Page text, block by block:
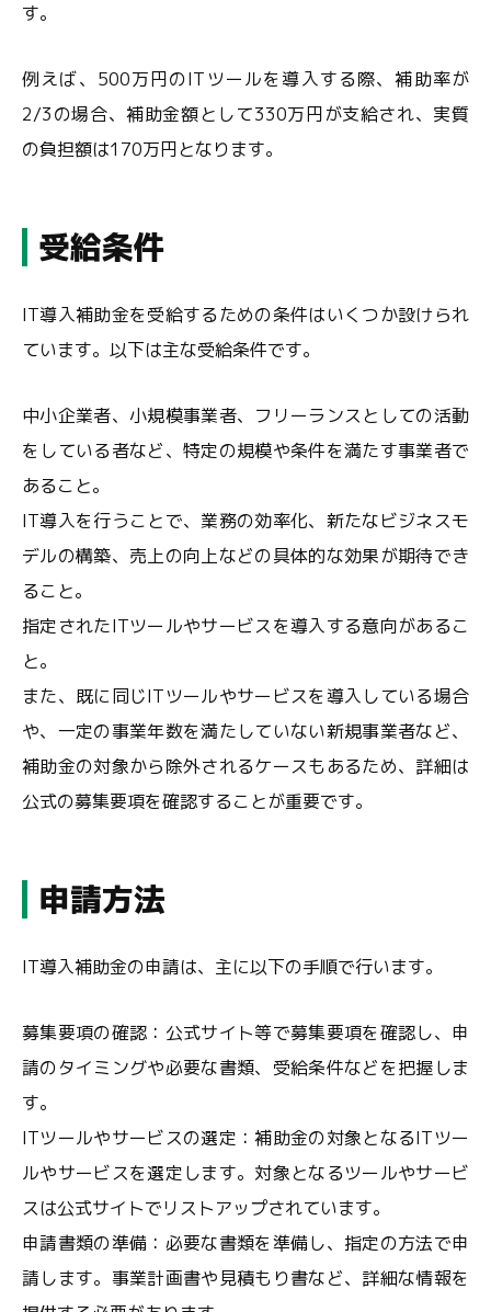
す。
例えば、500万円のITツールを導入する際、補助率が
2/3の場合、補助金額として330万円が支給され、実質
の負担額は170万円となります。
受給条件
IT導入補助金を受給するための条件はいくつか設けられ
ています。以下は主な受給条件です。
中小企業者、小規模事業者、フリーランスとしての活動
をしている者など、特定の規模や条件を満たす事業者で
あること。
IT導入を行うことで、業務の効率化、新たなビジネスモ
デルの構築、売上の向上などの具体的な効果が期待でき
ること。
指定されたITツールやサービスを導入する意向があるこ
と。
また、既に同じITツールやサービスを導入している場合
や、一定の事業年数を満たしていない新規事業者など、
補助金の対象から除外されるケースもあるため、詳細は
公式の募集要項を確認することが重要です。
申請方法
IT導入補助金の申請は、主に以下の手順で行います。
募集要項の確認：公式サイト等で募集要項を確認し、申
請のタイミングや必要な書類、受給条件などを把握しま
す。
ITツールやサービスの選定：補助金の対象となるITツー
ルやサービスを選定します。対象となるツールやサービ
スは公式サイトでリストアップされています。
申請書類の準備：必要な書類を準備し、指定の方法で申
請します。事業計画書や見積もり書など、詳細な情報を